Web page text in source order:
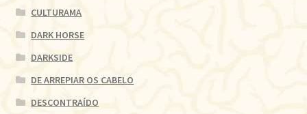
CULTURAMA
DARK HORSE
DARKSIDE
DE ARREPIAR OS CABELO
DESCONTRAÍDO